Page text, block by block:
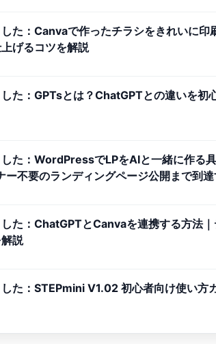
た：Canvaで作ったチラシをきれいに印
げるコツを解説
た：GPTsとは？ChatGPTとの違いを初
た：WordPressでLPをAIと一緒に作る
ー不要のランディングページ公開まで到
た：ChatGPTとCanvaを連携する方法
説
た：STEPmini V1.02 初心者向け使い方